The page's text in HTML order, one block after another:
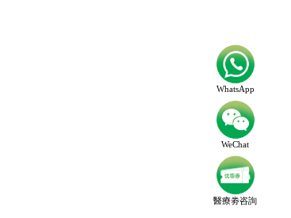
WhatsApp
WeChat
醫療劵咨詢